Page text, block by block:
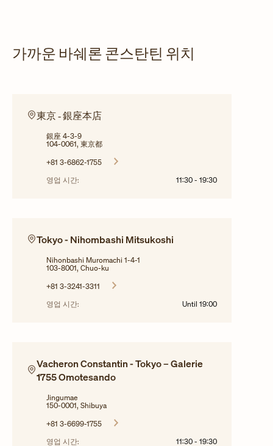
가까운 바쉐론 콘스탄틴 위치
東京 ‐ 銀座本店
銀座 4-3-9
104-0061, 東京都
+81 3-6862-1755
영업 시간:
11:30 - 19:30
Tokyo - Nihombashi Mitsukoshi
Nihonbashi Muromachi 1-4-1
103-8001, Chuo-ku
+81 3-3241-3311
영업 시간:
Until 19:00
Vacheron Constantin - Tokyo – Galerie
1755 Omotesando
Jingumae
150-0001, Shibuya
+81 3-6699-1755
영업 시간:
11:30 - 19:30